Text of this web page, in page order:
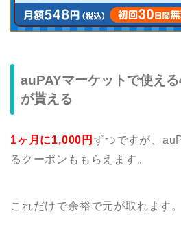
auPAYマーケットで使え
が貰える
1ヶ月に1,000円 ずつですが、
るクーポンももらえます。
これだけで余裕で元が取れます。